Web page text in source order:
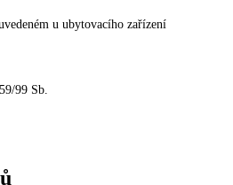
u ubytovacího zařízení
99 Sb.